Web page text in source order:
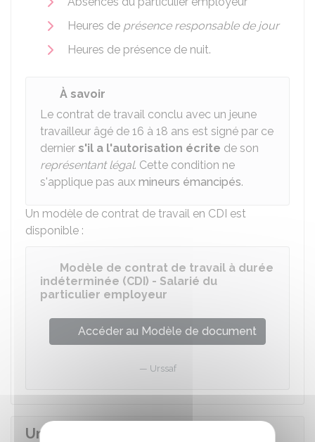
Heures de présence responsable de jour
Heures de présence de nuit.
À savoir
Le contrat de travail conclu avec un jeune
travailleur âgé de 16 à 18 ans est signé par ce
dernier s'il a l'autorisation écrite de son
représentant légal. Cette condition ne
s'applique pas aux mineurs émancipés.
Un modèle de contrat de travail en CDI est
disponible :
Modèle de contrat de travail à durée
indéterminée (CDI) - Salarié du
particulier employeur
Accéder au Modèle de document
Urssaf
Une lettre d'engagement peut-elle